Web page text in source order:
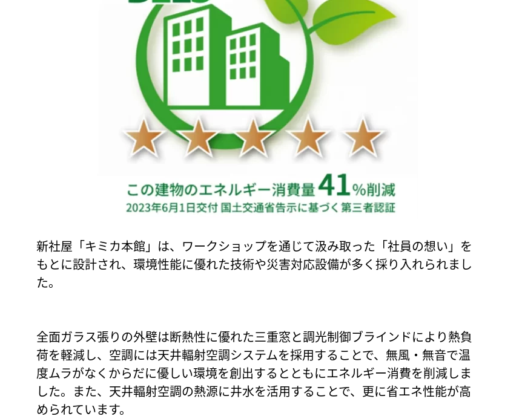
新社屋「キミカ本館」は、ワークショップを通じて汲み取った「社員の想い」を
もとに設計され、環境性能に優れた技術や災害対応設備が多く採り入れられまし
た。
全面ガラス張りの外壁は断熱性に優れた三重窓と調光制御ブラインドにより熱負
荷を軽減し、空調には天井輻射空調システムを採用することで、無風・無音で温
度ムラがなくからだに優しい環境を創出するとともにエネルギー消費を削減しま
した。また、天井輻射空調の熱源に井水を活用することで、更に省エネ性能が高
められています。